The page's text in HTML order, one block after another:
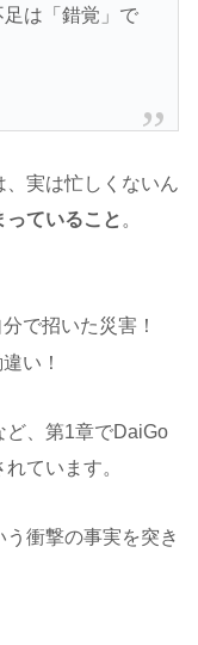
は「錯覚」で
、実は忙しくないん
っていること 。
で招いた災害！
い！
ど、第1章でDaiGo
ています。
う衝撃の事実を突き